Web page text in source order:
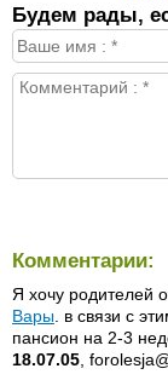
Будем рады,
Комментарии:
Я хочу родителей
Вары . в связи с
пансион на 2-3
18.07.05 ,